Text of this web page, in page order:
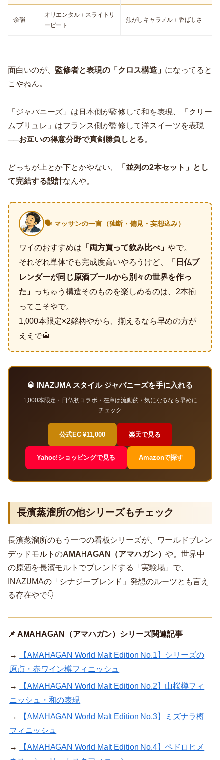
余韻
オリエンタル＋スライトリ
ーピート
焦がしキャラメル＋香ばしさ
面白いのが、 監修者と表現の「クロス構造」 になってると
こやねん。
「ジャパニーズ」は日本側が監修して和を表現、「クリー
ムブリュレ」はフランス側が監修して洋スイーツを表現
──お互いの得意分野で真剣勝負しとる。
どっちが上とか下とかやない、
「並列の2本セット」とし
て完結する設計なんや。
🗣️ マッサンの一言（独断・偏見・妄想込み）
ワイのおすすめは 「両方買って飲み比べ」 やで。
それぞれ単体でも完成度高いやろうけど、
「日仏ブ
レンダーが同じ原酒プールから別々の世界を作っ
た」 っちゅう構造そのものを楽しめるのは、2本揃
ってこそやで。
1,000本限定×2銘柄やから、揃えるなら早めの方が
ええで🥃
🥃 INAZUMA スタイル ジャパニーズを手に入れる
1,000本限定・日仏初コラボ・在庫は流動的・気になるなら早めに
チェック
公式EC ¥11,000 楽天で見る
Yahoo!ショッピングで見る Amazonで探す
長濱蒸溜所の他シリーズもチェック
長濱蒸溜所のもう一つの看板シリーズが、ワールドブレン
デッドモルトのAMAHAGAN（アマハガン） や。世界中
の原酒を長濱モルトでブレンドする「実験場」で、
INAZUMAの「シナジーブレンド」発想のルーツとも言え
る存在やで👇
📌 AMAHAGAN（アマハガン）シリーズ関連記事
→
【AMAHAGAN World Malt Edition No.1】シリーズの
原点・赤ワイン樽フィニッシュ
→
【AMAHAGAN World Malt Edition No.2】山桜樽フィ
ニッシュ・和の表現
→
【AMAHAGAN World Malt Edition No.3】ミズナラ樽
フィニッシュ
→
【AMAHAGAN World Malt Edition No.4】ペドロヒメ